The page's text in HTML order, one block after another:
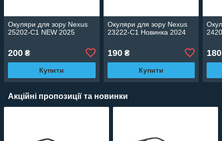
Окуляри для зору Nexus
25202-C1 NEW 2025
200 ₴
Купити
Окуляри для зору Nexus
23222-C1 Новинка 2024
190₴
Купити
180
Акційні пропозиції та новинки